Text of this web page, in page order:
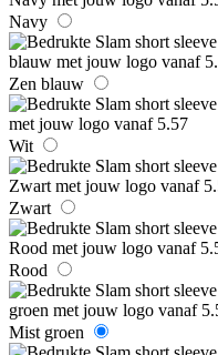
Navy
Zen blauw
Wit
Zwart
Rood
Mist groen